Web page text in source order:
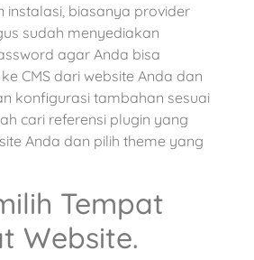
instalasi, biasanya provider
sudah menyediakan
agar Anda bisa
CMS dari website Anda dan
konfigurasi tambahan sesuai
cari referensi plugin yang
Anda dan pilih theme yang
Tempat
Website.